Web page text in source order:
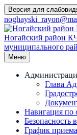
Перейти
к
содержимому
Версия для
Ногайский район
муниципального
Меню
Глава
Навигация по
Безопасность
График приема